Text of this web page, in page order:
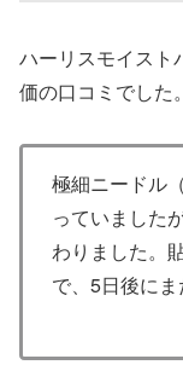
ハーリスモイスト
価の口コミでした
極細ニードル
っていました
わりました。
で、5日後にま